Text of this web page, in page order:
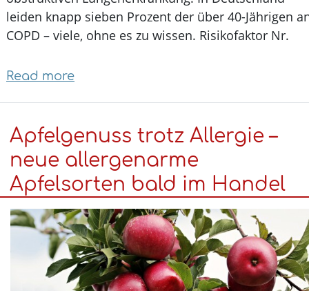
leiden knapp sieben Prozent der über 40-Jährigen
COPD – viele, ohne es zu wissen. Risikofaktor Nr.
Read more
für
einen
Rauchstopp
Apfelgenuss trotz Allergie –
neue allergenarme
Apfelsorten bald im Handel